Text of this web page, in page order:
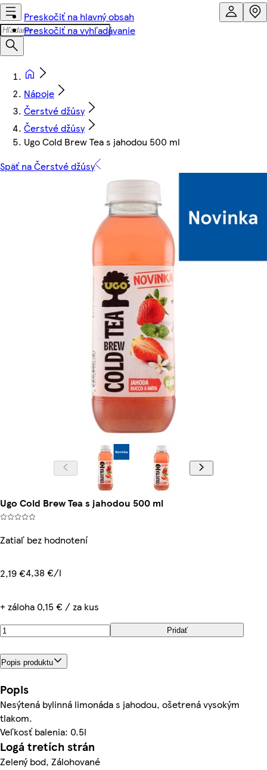
Preskočiť na hlavný obsah
Preskočiť na vyhľadávanie
Nápoje
Čerstvé džúsy
Čerstvé džúsy
Ugo Cold Brew Tea s jahodou 500 ml
Späť na Čerstvé džúsy
Ugo Cold Brew Tea s jahodou 500 ml
Zatiaľ bez hodnotení
2,19 €4,38 €/l
+ záloha 0,15 € / za kus
Pridať
Popis produktu
Popis
Nesýtená bylinná limonáda s jahodou, ošetrená vysokým
tlakom.
Veľkosť balenia: 0.5l
Logá tretích strán
Zelený bod, Zálohované